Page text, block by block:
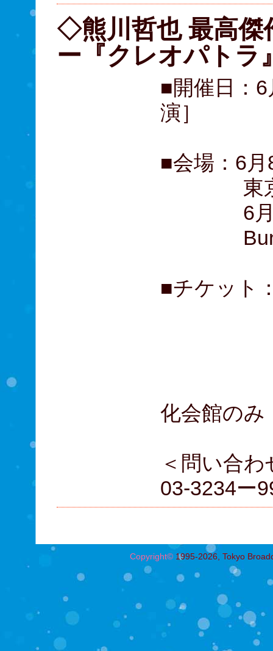
◇熊川哲也 最高傑
ー『クレオパトラ
■開催日：
演］
■会場：6
東京文
6月16
■チケット
化会館のみ
＜問い合
03-3234ー
Copyright©1995-2026, Tokyo